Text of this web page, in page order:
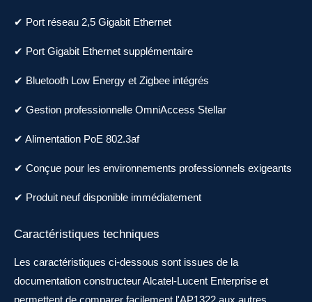
✔ Port réseau 2,5 Gigabit Ethernet
✔ Port Gigabit Ethernet supplémentaire
✔ Bluetooth Low Energy et Zigbee intégrés
✔ Gestion professionnelle OmniAccess Stellar
✔ Alimentation PoE 802.3af
✔ Conçue pour les environnements professionnels exigeants
✔ Produit neuf disponible immédiatement
Caractéristiques techniques
Les caractéristiques ci-dessous sont issues de la
documentation constructeur Alcatel-Lucent Enterprise et
permettent de comparer facilement l'AP1322 aux autres